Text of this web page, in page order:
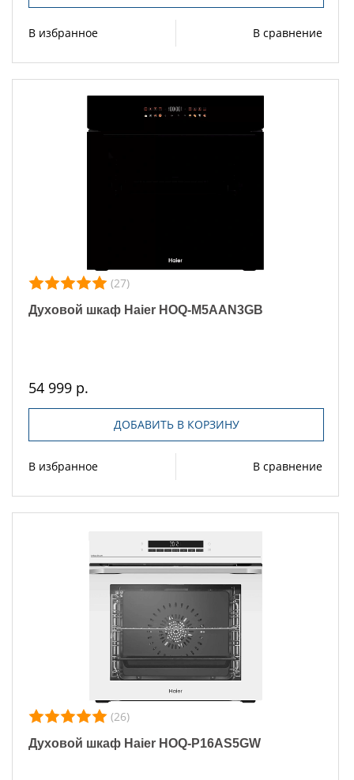
В избранное В сравнение
(27)
Духовой шкаф Haier HOQ-M5AAN3GB
54 999 р.
ДОБАВИТЬ В КОРЗИНУ
В избранное В сравнение
(26)
Духовой шкаф Haier HOQ-P16AS5GW